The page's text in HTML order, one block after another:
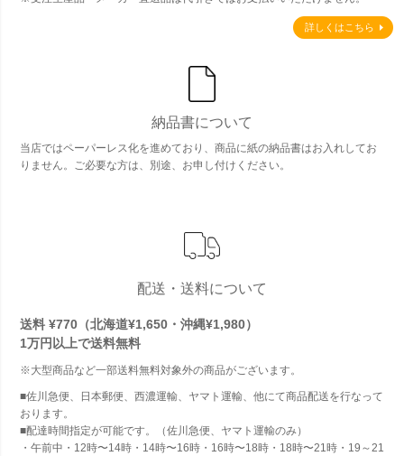
詳しくはこちら
納品書について
当店ではペーパーレス化を進めており、商品に紙の納品書はお入れしてお
りません。ご必要な方は、別途、お申し付けください。
配送・送料について
送料 ¥770（北海道¥1,650・沖縄¥1,980）
1万円以上で送料無料
※大型商品など一部送料無料対象外の商品がございます。
■佐川急便、日本郵便、西濃運輸、ヤマト運輸、他にて商品配送を行なって
おります。
■配達時間指定が可能です。（佐川急便、ヤマト運輸のみ）
・午前中・12時〜14時・14時〜16時・16時〜18時・18時〜21時・19～21